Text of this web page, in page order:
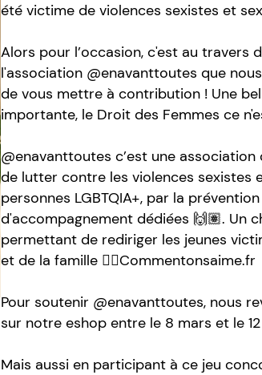
été victime de violences sexistes et
Alors pour l’occasion, c'est au travers
l'association @enavanttoutes que
de vous mettre à contribution ! Une
importante, le Droit des Femmes ce
@enavanttoutes c’est une
de lutter contre les violences sexistes
personnes LGBTQIA+, par la
d'accompagnement dédiées 🙌🏽. Un
permettant de rediriger les jeunes
et de la famille ✊🏼Commentonsaime.fr
Pour soutenir @enavanttoutes, nous
sur notre eshop entre le 8 mars et le
Mais aussi en participant à ce jeu